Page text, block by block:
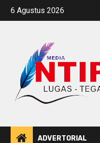
Skip
6 Agustus 2026
ADVERTORIAL